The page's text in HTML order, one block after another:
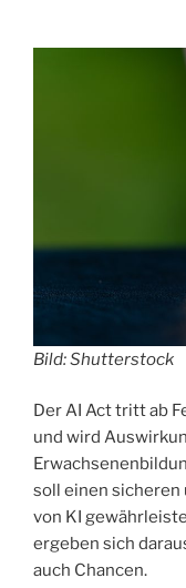
Bild: Shutterstock
Der AI Act tritt ab
und wird
soll einen
von KI
ergeben sich
auch Chancen.